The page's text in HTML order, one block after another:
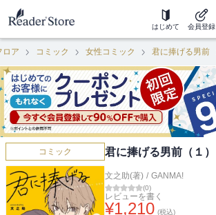
はじめて 会員登録
ロア コミック 女性コミック 君に捧げる男前
コミック 君に捧げる男前（１）
文之助(著) / GANMA!
(0)
レビューを書く
¥1,210 (税込)